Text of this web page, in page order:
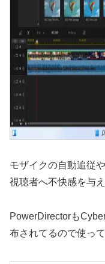
モザイクの自動追従
視聴者へ不快感を与
PowerDirectorも
布されてるので使っ